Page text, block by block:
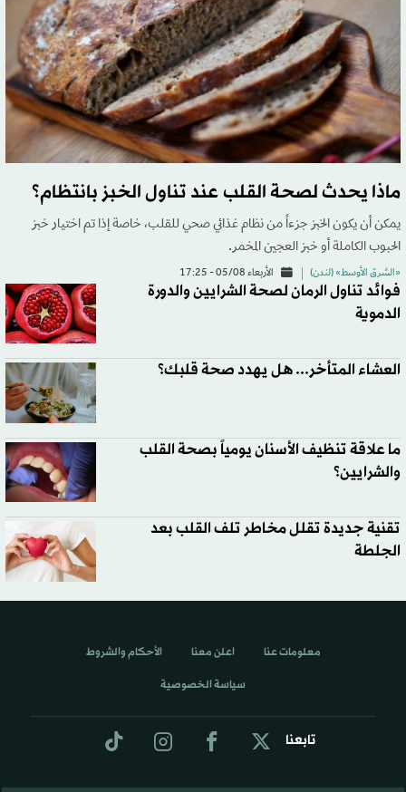
ماذا يحدث لصحة القلب عند تناول الخبز بانتظام؟
يمكن أن يكون الخبز جزءاً من نظام غذائي صحي للقلب، خاصة إذا تم اختيار خبز
الحبوب الكاملة أو خبز العجين المخمر.
«الشرق الأوسط» (لندن) الأربعاء 05/08 - 17:25
فوائد تناول الرمان لصحة الشرايين والدورة
الدموية
العشاء المتأخر... هل يهدد صحة قلبك؟
ما علاقة تنظيف الأسنان يومياً بصحة القلب
والشرايين؟
تقنية جديدة تقلل مخاطر تلف القلب بعد
الجلطة
تابعنا
معلومات عنا اعلن معنا الأحكام والشروط
سياسة الخصوصية